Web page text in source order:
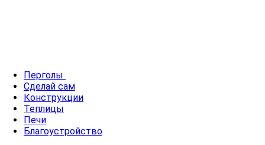
Перголы
Сделай сам
Конструкции
Теплицы
Печи
Благоустройство